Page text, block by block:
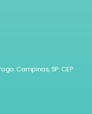
Campinas, SP. CEP